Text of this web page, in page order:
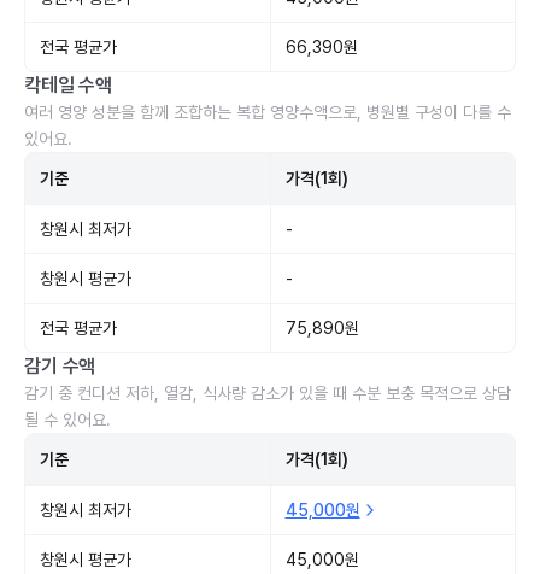
전국 평균가 66,390원
칵테일 수액
여러 영양 성분을 함께 조합하는 복합 영양수액으로, 병원별 구성이 다를 수
있어요.
기준 가격(1회)
창원시 최저가 -
창원시 평균가 -
전국 평균가 75,890원
감기 수액
감기 중 컨디션 저하, 열감, 식사량 감소가 있을 때 수분 보충 목적으로 상담
될 수 있어요.
기준 가격(1회)
창원시 최저가 45,000원
창원시 평균가 45,000원